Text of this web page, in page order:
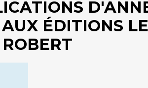
ÉDITIONS
ROBERT